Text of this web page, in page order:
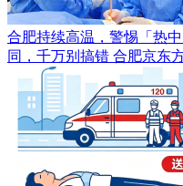
合肥持续高温，警惕「热
同，千万别搞错 合肥京东